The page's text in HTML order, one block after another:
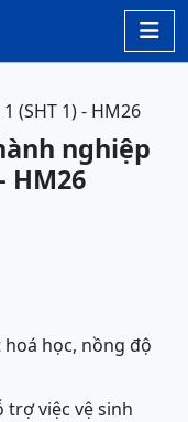

(SHT 1) - HM26
nghiệp
HM26
học, nồng độ
trợ việc vệ sinh